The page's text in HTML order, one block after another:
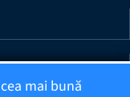
mai bună